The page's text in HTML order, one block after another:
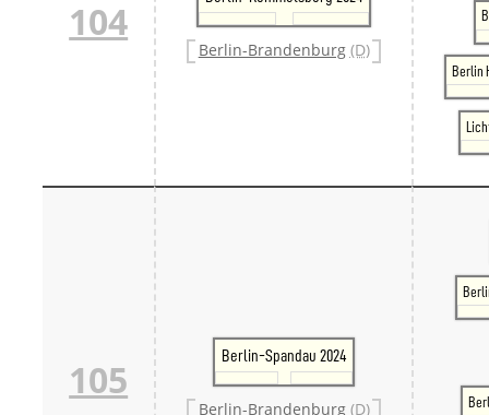
104
Berlin-Brandenburg (D)
Berlin
105
Berlin-Spandau 2024
Berlin-Brandenburg (D)